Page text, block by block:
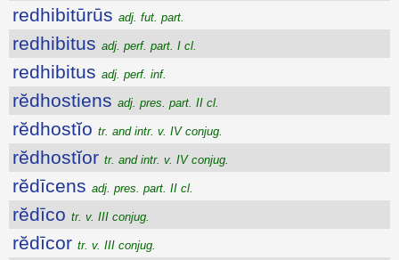
redhibitūrūs adj. fut. part.
redhibitus adj. perf. part. I cl.
redhibitus adj. perf. inf.
rĕdhostiens adj. pres. part. II cl.
rĕdhostĭo tr. and intr. v. IV conjug.
rĕdhostĭor tr. and intr. v. IV conjug.
rĕdīcens adj. pres. part. II cl.
rĕdīco tr. v. III conjug.
rĕdīcor tr. v. III conjug.